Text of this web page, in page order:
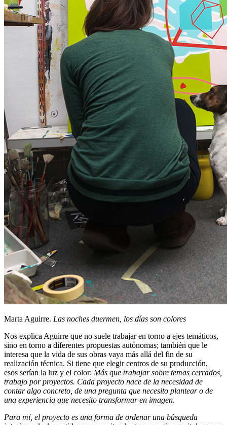
Marta Aguirre. Las noches duermen, los días son colores
Nos explica Aguirre que no suele trabajar en torno a ejes temáticos,
sino en torno a diferentes propuestas autónomas; también que le
interesa que la vida de sus obras vaya más allá del fin de su
realización técnica. Si tiene que elegir centros de su producción,
esos serían la luz y el color: Más que trabajar sobre temas cerrados,
trabajo por proyectos. Cada proyecto nace de la necesidad de
contar algo concreto, de una pregunta que necesito plantear o de
una experiencia que necesito transformar en imagen.
Para mí, el proyecto es una forma de ordenar una búsqueda